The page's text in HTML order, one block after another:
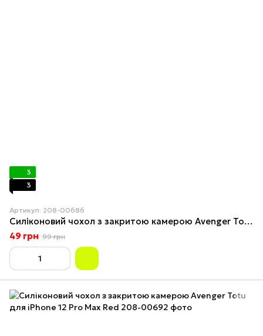
3
3
Артикул: 208-00686
Силіконовий чохол з закритою камерою Avenger Totu для iPhone 12 Pro Light Blue
49 грн 99 грн